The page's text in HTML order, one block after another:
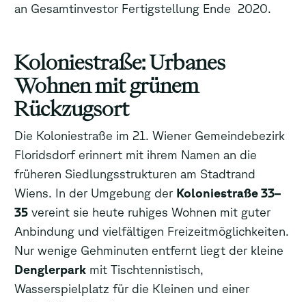
an Gesamtinvestor Fertigstellung Ende 2020.
Koloniestraße: Urbanes
Wohnen mit grünem
Rückzugsort
Die Koloniestraße im 21. Wiener Gemeindebezirk
Floridsdorf erinnert mit ihrem Namen an die
früheren Siedlungsstrukturen am Stadtrand
Wiens. In der Umgebung der Koloniestraße 33–
35 vereint sie heute ruhiges Wohnen mit guter
Anbindung und vielfältigen Freizeitmöglichkeiten.
Nur wenige Gehminuten entfernt liegt der kleine
Denglerpark mit Tischtennistisch,
Wasserspielplatz für die Kleinen und einer